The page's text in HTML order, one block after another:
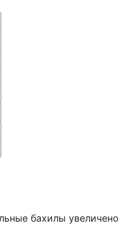
бахилы увеличено